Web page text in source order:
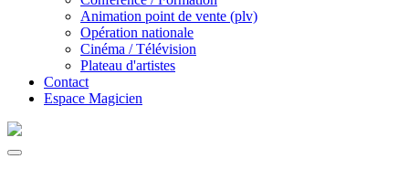
Animation point de vente (plv)
Opération nationale
Cinéma / Télévision
Plateau d'artistes
Contact
Espace Magicien